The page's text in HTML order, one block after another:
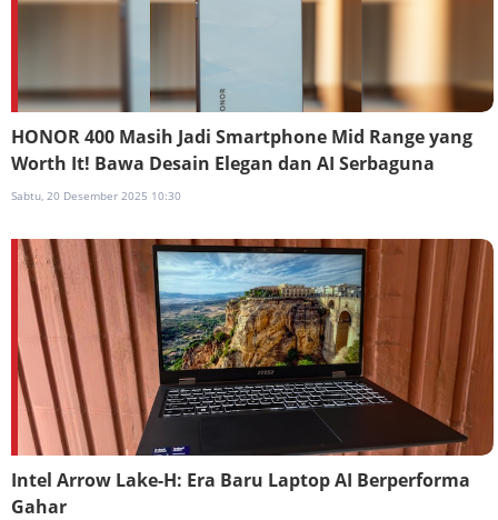
HONOR 400 Masih Jadi Smartphone Mid Range yang
Worth It! Bawa Desain Elegan dan AI Serbaguna
Sabtu, 20 Desember 2025 10:30
Intel Arrow Lake-H: Era Baru Laptop AI Berperforma
Gahar